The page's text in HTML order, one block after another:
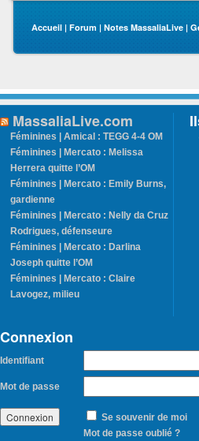
Accueil | Forum | Notes MassaliaLive |
MassaliaLive.com
Féminines | Amical : TEGG 4-4 OM
Féminines | Mercato : Melissa
Herrera quitte l’OM
Féminines | Mercato : Emily Burns,
gardienne
Féminines | Mercato : Nelly da Cruz
Rodrigues, défenseure
Féminines | Mercato : Darlina
Joseph quitte l’OM
Féminines | Mercato : Claire
Lavogez, milieu
Connexion
Identifiant
Mot de passe
Se souvenir de moi
Mot de passe oublié ?